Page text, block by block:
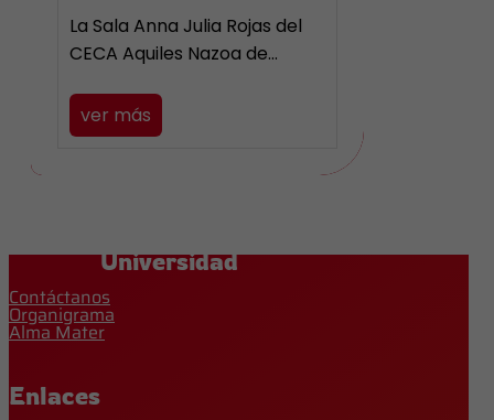
La Sala Anna Julia Rojas del
CECA Aquiles Nazoa de…
ver más
Universidad
Contáctanos
Organigrama
Alma Mater
Enlaces